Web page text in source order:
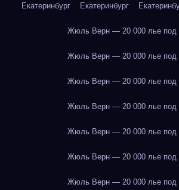
Екатеринбург Екатеринбург
Жюль Верн — 20 000 лье под
Жюль Верн — 20 000 лье под
Жюль Верн — 20 000 лье под
Жюль Верн — 20 000 лье под
Жюль Верн — 20 000 лье под
Жюль Верн — 20 000 лье под
Жюль Верн — 20 000 лье под